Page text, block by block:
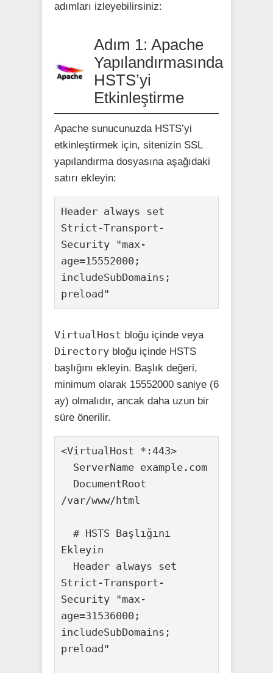
adımları izleyebilirsiniz:
Adım 1: Apache
Yapılandırmasında
HSTS’yi
Etkinleştirme
Apache sunucunuzda HSTS’yi
etkinleştirmek için, sitenizin SSL
yapılandırma dosyasına aşağıdaki
satırı ekleyin:
Header always set
Strict-Transport-
Security "max-
age=15552000;
includeSubDomains;
preload"
VirtualHost bloğu içinde veya
Directorybloğu içinde HSTS
başlığını ekleyin. Başlık değeri,
minimum olarak 15552000 saniye (6
ay) olmalıdır, ancak daha uzun bir
süre önerilir.
<VirtualHost *:443>
/var/www/html
Ekleyin
Strict-Transport-
Security "max-
age=31536000;
includeSubDomains;
preload"